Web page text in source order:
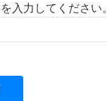
入力してください。